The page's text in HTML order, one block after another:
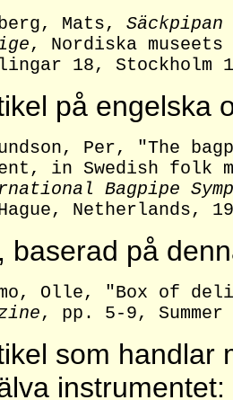
Mats,
, Nordiska museets
18, Stockholm
på engelska
Per, "The
in Swedish folk
Bagpipe
Netherlands,
baserad på
Olle, "Box of
, pp. 5-9,
som handlar
instrumentet: